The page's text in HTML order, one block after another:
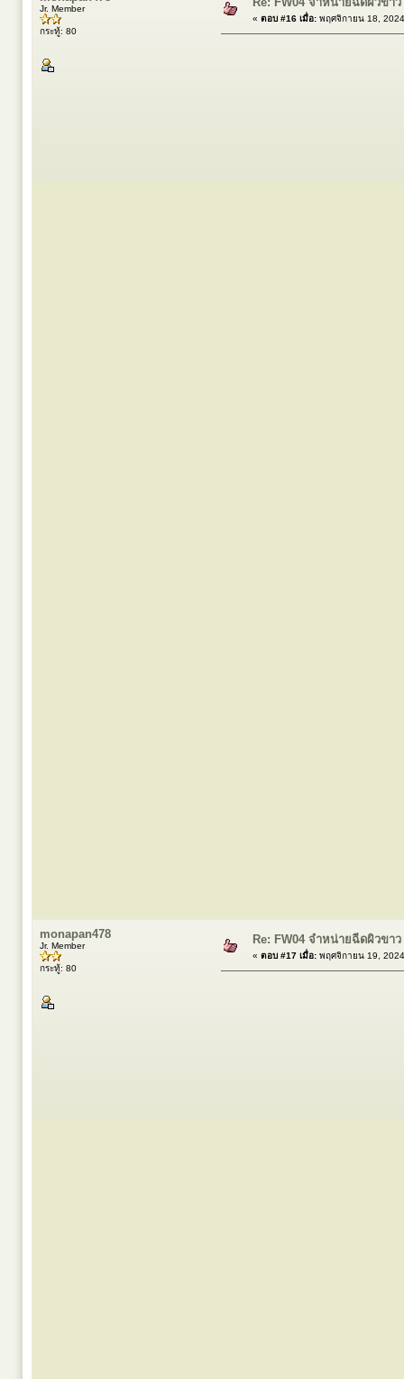
Jr. Member
กระทู้: 80
« ตอบ #16 เมื่อ: พฤศจิกายน 18,
monapan478
Jr. Member
กระทู้: 80
Re: FW04 จำหน่ายฉีดผิวขา
« ตอบ #17 เมื่อ: พฤศจิกายน 19,